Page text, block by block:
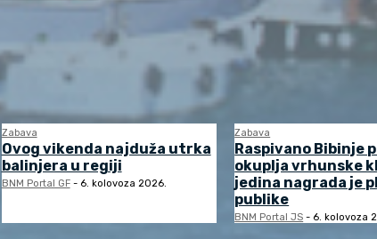
Zabava
Ovog vikenda najduža utrka
balinjera u regiji
BNM Portal GF - 6. kolovoza 2026.
Zabava
Raspivano Bibinje
okuplja vrhunske
jedina nagrada je
publike
BNM Portal JS - 6. kolovoza